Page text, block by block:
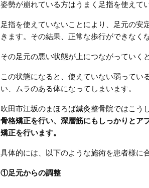
姿勢が崩れている方はうまく足指を使えて
足指を使えていないことにより、足元の安
きます。その結果、正常な歩行ができなく
その足元の悪い状態が上につながっていく
この状態になると、使えていない弱ってい
い、ムラのある体になってしまいます。
吹田市江坂のまほろば鍼灸整骨院ではこう
骨格矯正を行い、深層筋にもしっかりとア
矯正を行います。
具体的には、以下のような施術を患者様に
①足元からの調整